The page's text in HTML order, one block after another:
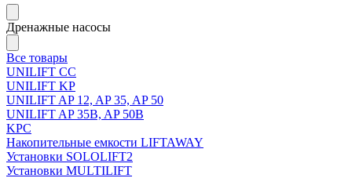
Дренажные насосы
Все товары
UNILIFT CC
UNILIFT KP
UNILIFT AP 12, AP 35, AP 50
UNILIFT AP 35B, AP 50B
KPC
Накопительные емкости LIFTAWAY
Установки SOLOLIFT2
Установки MULTILIFT